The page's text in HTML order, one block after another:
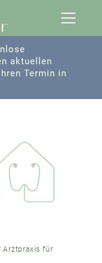
aktuellen
Termin in
Arztpraxis für